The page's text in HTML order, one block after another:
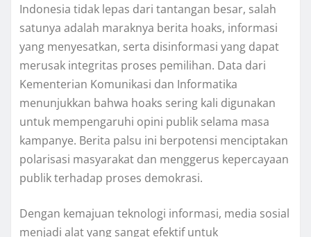
Indonesia tidak lepas dari tantangan besar, salah
satunya adalah maraknya berita hoaks, informasi
yang menyesatkan, serta disinformasi yang dapat
merusak integritas proses pemilihan. Data dari
Kementerian Komunikasi dan Informatika
menunjukkan bahwa hoaks sering kali digunakan
untuk mempengaruhi opini publik selama masa
kampanye. Berita palsu ini berpotensi menciptakan
polarisasi masyarakat dan menggerus kepercayaan
publik terhadap proses demokrasi.
Dengan kemajuan teknologi informasi, media sosial
menjadi alat yang sangat efektif untuk